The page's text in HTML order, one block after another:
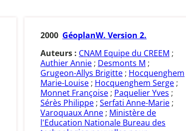
2000 GéoplanW. Version 2.
Auteurs : CNAM Equipe du CREEM ;
Authier Annie; Desmonts M ;
Grugeon-Allys Brigitte; Hocquenghem
Marie-Louise; Hocquenghem Serge;
Monnet Françoise; Paquelier Yves ;
Sérès Philippe; Serfati Anne-Marie;
Varoquaux Anne; Ministère de
l'Education Nationale Bureau des